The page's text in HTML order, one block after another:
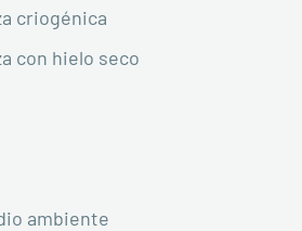
criogénica
con hielo seco
ambiente